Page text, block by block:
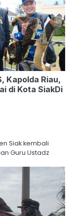
Kapolda Riau,
di Kota SiakDi
Siak kembali
Guru Ustadz